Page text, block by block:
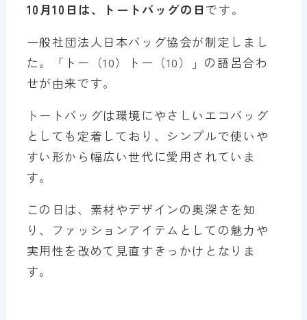
10月10日は、トートバッグの日 です。
一般社団法人日本バッグ協会が制定しまし
た。「トー（10）トー（10）」の語呂合わ
せが由来です。
トートバッグは環境にやさしいエコバッグ
としても定着しており、シンプルで使いや
すい形から幅広い世代に愛用されていま
す。
この日は、素材やデザインの奥深さを知
り、ファッションアイテムとしての魅力や
実用性を改めて見直すきっかけとなりま
す。